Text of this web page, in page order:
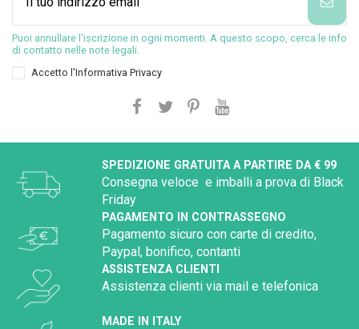
Puoi annullare l'iscrizione in ogni momenti. A questo scopo, cerca le info
di contatto nelle note legali.
Accetto l'Informativa Privacy
SPEDIZIONE GRATUITA A PARTIRE DA € 99
Consegna veloce e imballi a prova di Black
Friday
PAGAMENTO IN CONTRASSEGNO
Pagamento sicuro con carte di credito,
Paypal, bonifico, contanti
ASSISTENZA CLIENTI
Assistenza clienti via mail e telefonica
MADE IN ITALY